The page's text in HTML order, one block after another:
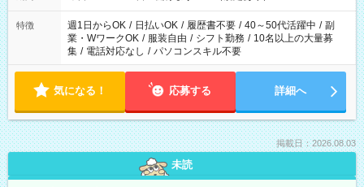
特徴 週1日からOK / 日払いOK / 履歴書不要 / 40～50代活躍中 / 副
業・WワークOK / 服装自由 / シフト勤務 / 10名以上の大量募
集 / 電話対応なし / パソコンスキル不要
気になる！ 応募する 詳細へ
掲載日：2026.08.03
未読